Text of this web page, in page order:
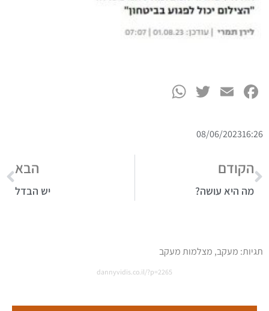
Facebook
Email
Twitter
16:26
08/06/2023
הקודם
מה היא עושה?
הבא
יש הבדל
תגיות: מעקב, מצלמות מעקב
dannyvidis.co.il/?p=2265